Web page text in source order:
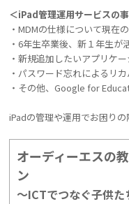
＜iPad管理運用サービスの
・MDMの仕様について現在
・6年生卒業後、新１年生が
・新規追加したいアプリケ
・パスワード忘れによるリ
・その他、Google for
iPadの管理や運用でお困りの
オーディーエスの
ン
～ICTでつなぐ子供た